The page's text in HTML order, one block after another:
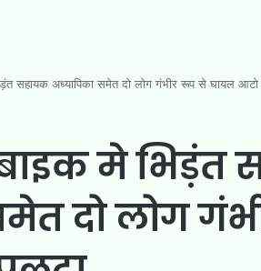
सहायक अध्यापिका समेत दो लोग गंभीर रूप से घायल आटो
मे भिड़ंत
दो लोग